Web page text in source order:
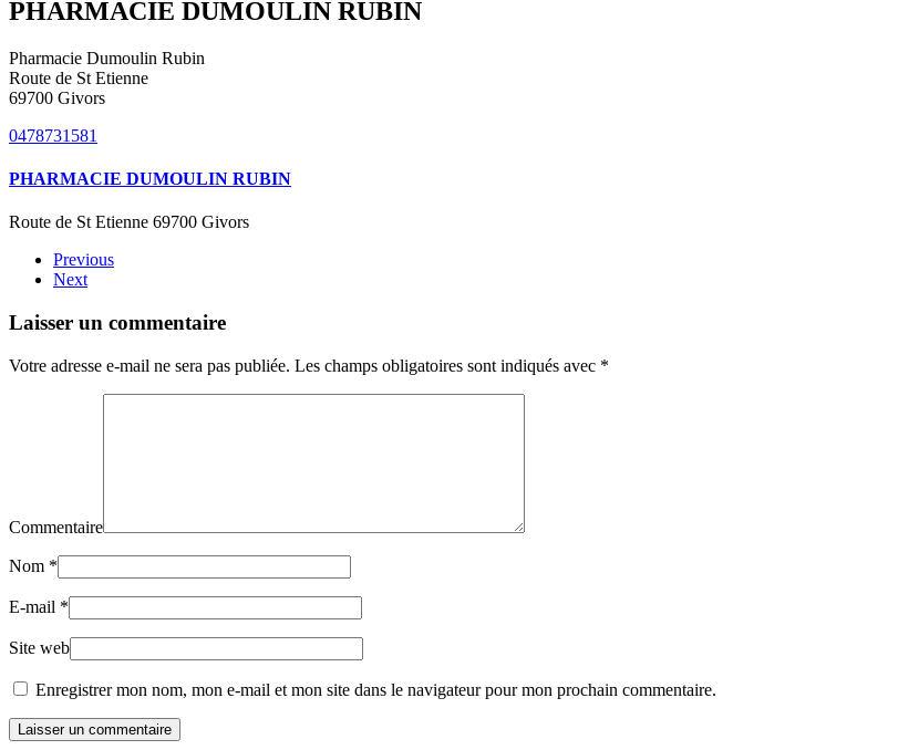
PHARMACIE DUMOULIN RUBIN
Pharmacie Dumoulin Rubin
Route de St Etienne
69700 Givors
0478731581
PHARMACIE DUMOULIN RUBIN
Route de St Etienne 69700 Givors
Previous
Next
Laisser un commentaire
Votre adresse e-mail ne sera pas publiée. Les champs obligatoires sont indiqués avec *
Commentaire
Nom *
E-mail *
Site web
Enregistrer mon nom, mon e-mail et mon site dans le navigateur pour mon prochain commentaire.
Laisser un commentaire